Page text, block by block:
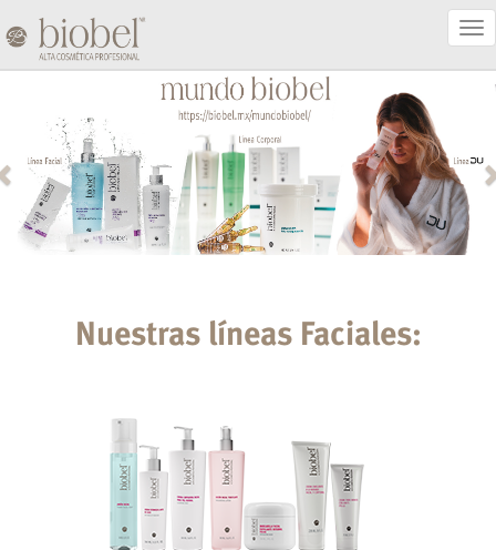
Nuestras líneas Faciales: